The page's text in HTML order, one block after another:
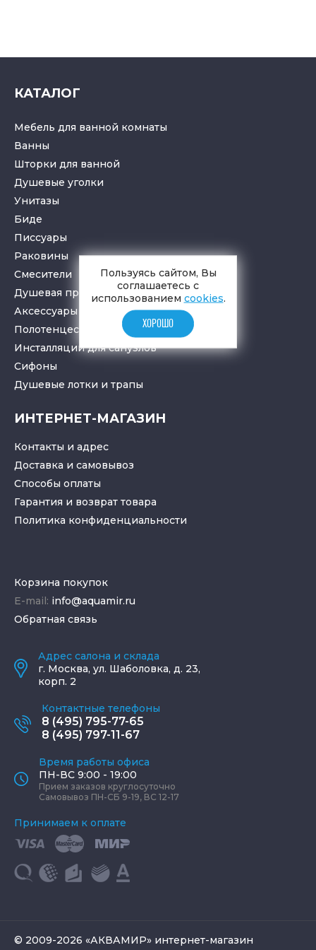
КАТАЛОГ
Мебель для ванной комнаты
Ванны
Шторки для ванной
Душевые уголки
Унитазы
Биде
Писсуары
Раковины
Смесители
Душевая программа
Аксессуары в ванную
Полотенцесушители
Инсталляции для санузлов
Cифоны
Душевые лотки и трапы
ИНТЕРНЕТ-МАГАЗИН
Контакты и адрес
Доставка и самовывоз
Способы оплаты
Гарантия и возврат товара
Политика конфиденциальности
Корзина покупок
E-mail: info@aquamir.ru
Обратная связь
Адрес салона и склада
г. Москва, ул. Шаболовка, д. 23,
корп. 2
Контактные телефоны
8 (495) 795-77-65
8 (495) 797-11-67
Время работы офиса
ПН-ВС 9:00 - 19:00
Прием заказов круглосуточно
Самовывоз ПН-СБ 9-19, ВС 12-17
Принимаем к оплате
© 2009-2026 «АКВАМИР» интернет-магазин
Пользуясь сайтом, Вы
соглашаетесь с
использованием cookies.
ХОРОШО